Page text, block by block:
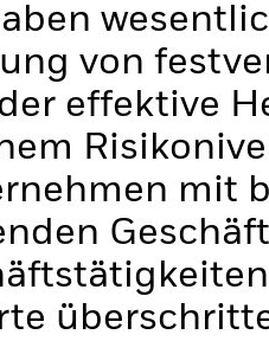
von
effektive
mit